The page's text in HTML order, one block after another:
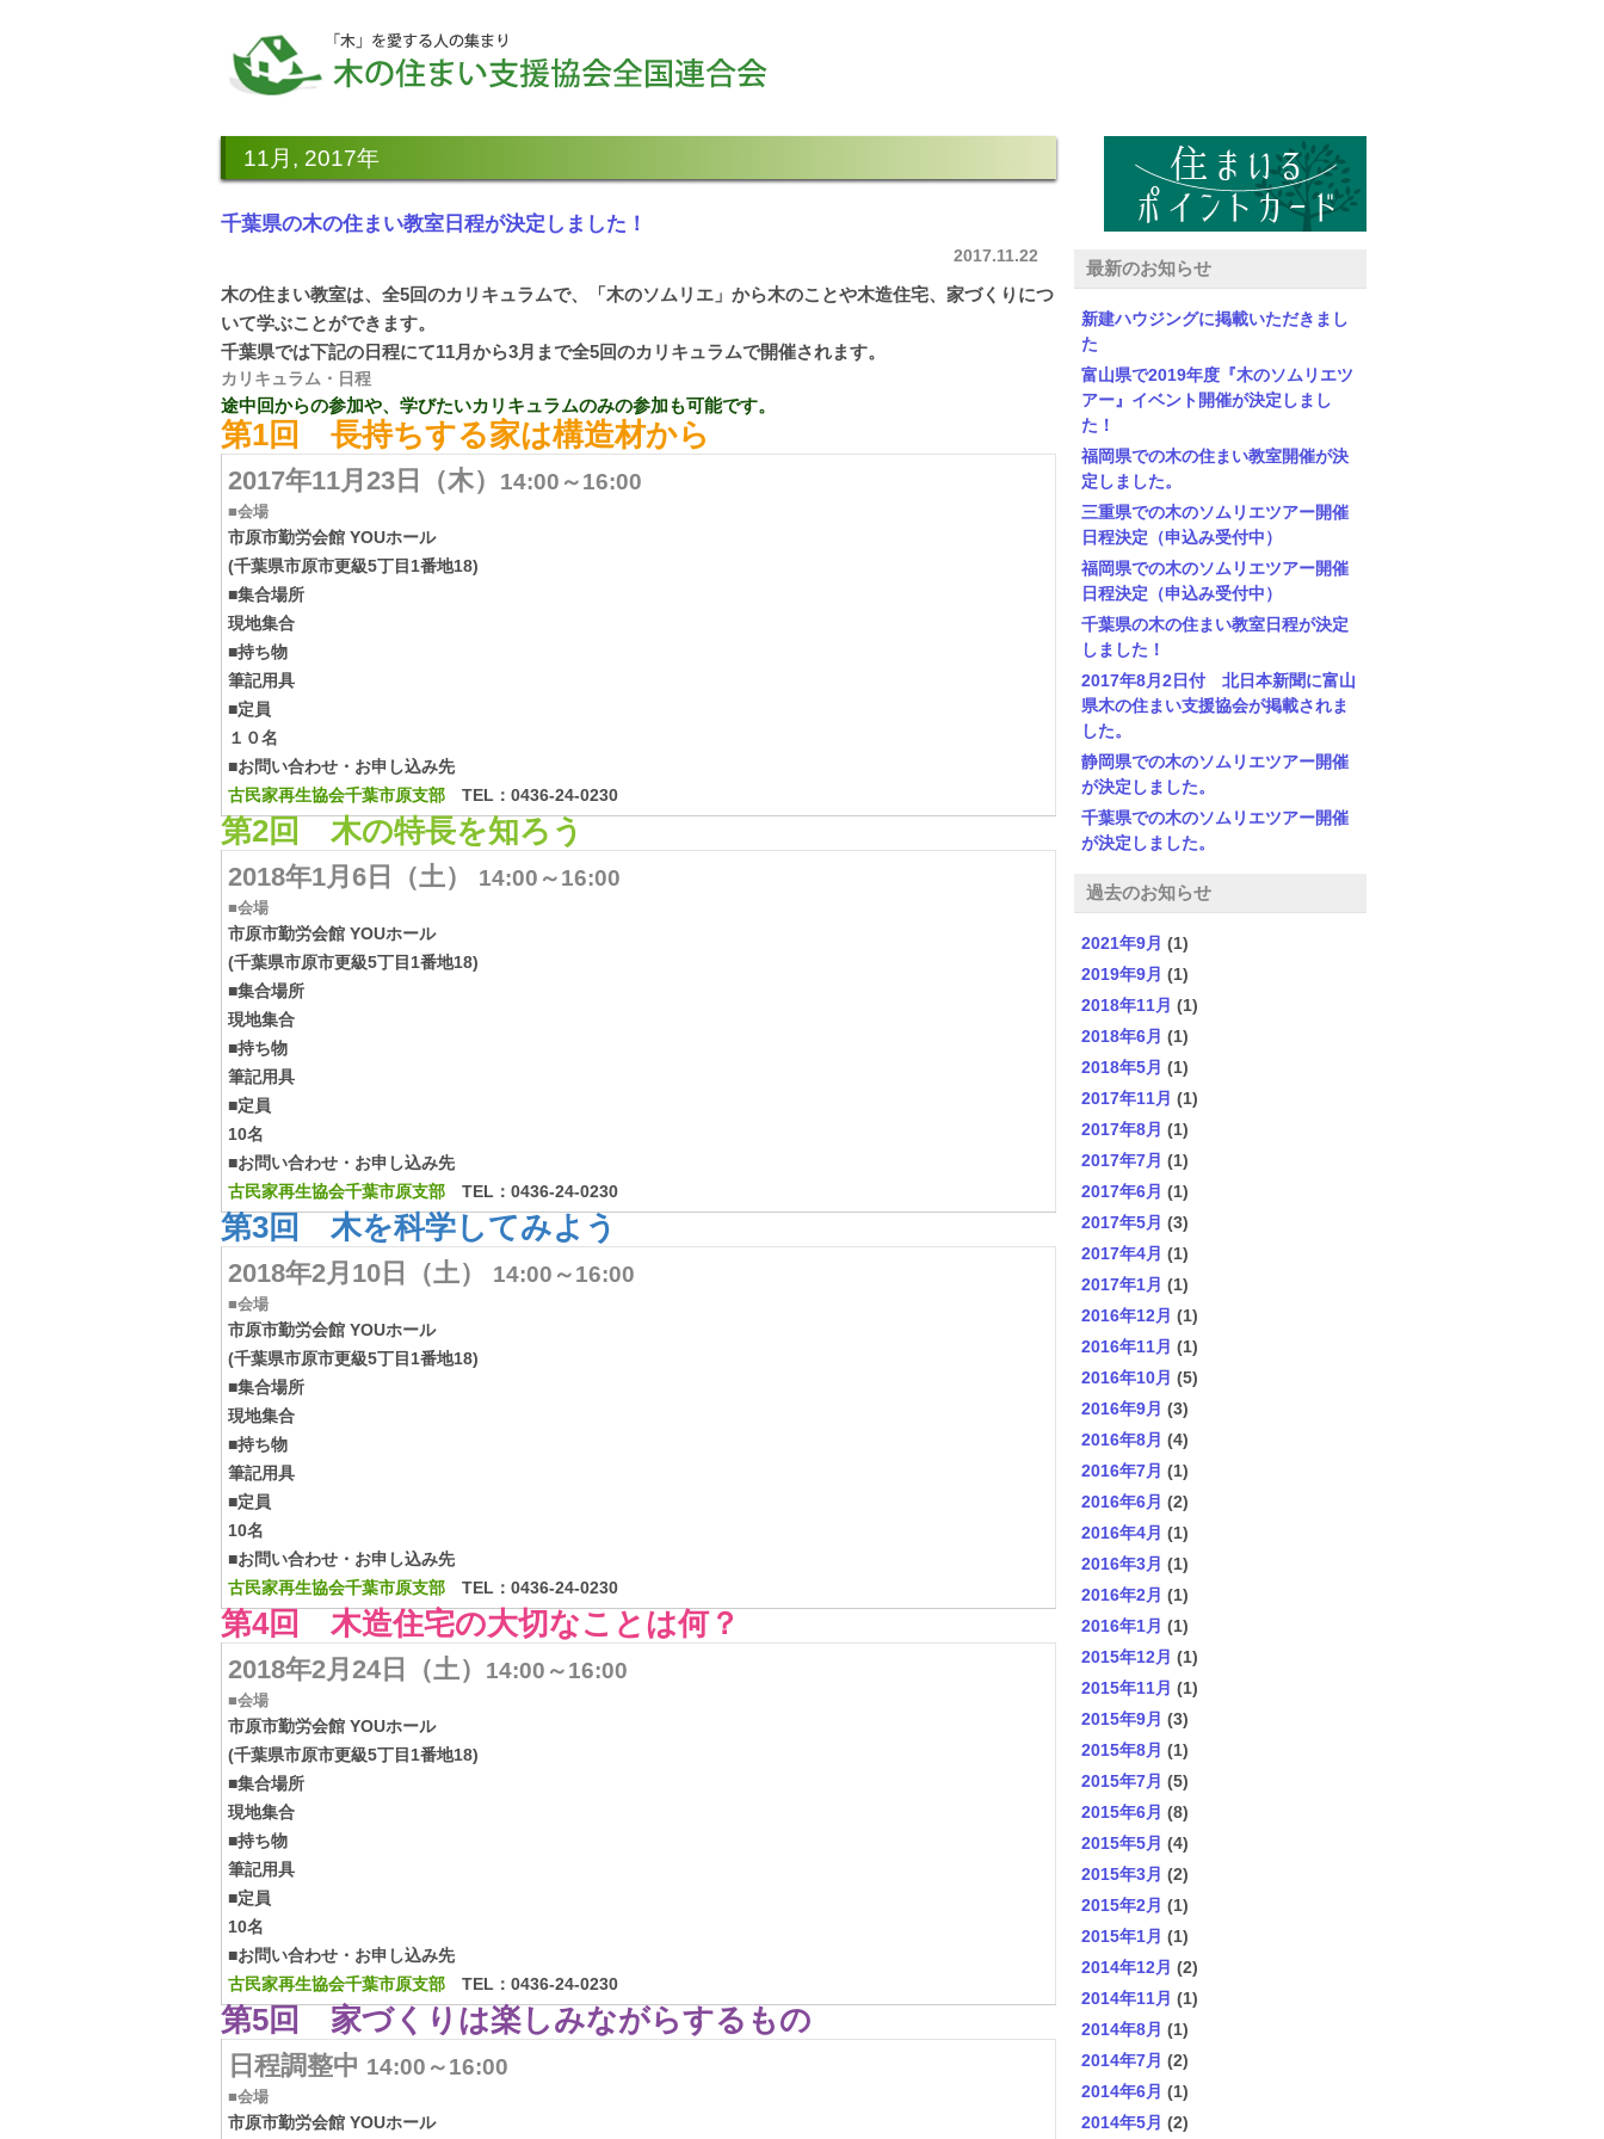
11月, 2017年
千葉県の木の住まい教室日程が決定しました！
2017.11.22
木の住まい教室は、全5回のカリキュラムで、「木のソムリエ」から木のことや木造住宅、家づくりにつ
いて学ぶことができます。
千葉県では下記の日程にて11月から3月まで全5回のカリキュラムで開催されます。
カリキュラム・日程
途中回からの参加や、学びたいカリキュラムのみの参加も可能です。
第1回 長持ちする家は構造材から
2017年11月23日（木） 14:00～16:00
■会場
市原市勤労会館 YOUホール
(千葉県市原市更級5丁目1番地18)
■集合場所
現地集合
■持ち物
筆記用具
■定員
１０名
■お問い合わせ・お申し込み先
古民家再生協会千葉市原支部TEL：0436-24-0230
第2回 木の特長を知ろう
2018年1月6日（土） 14:00～16:00
■会場
市原市勤労会館 YOUホール
(千葉県市原市更級5丁目1番地18)
■集合場所
現地集合
■持ち物
筆記用具
■定員
10名
■お問い合わせ・お申し込み先
古民家再生協会千葉市原支部TEL：0436-24-0230
第3回 木を科学してみよう
2018年2月10日（土） 14:00～16:00
■会場
市原市勤労会館 YOUホール
(千葉県市原市更級5丁目1番地18)
■集合場所
現地集合
■持ち物
筆記用具
■定員
10名
■お問い合わせ・お申し込み先
古民家再生協会千葉市原支部TEL：0436-24-0230
第4回 木造住宅の大切なことは何？
2018年2月24日（土） 14:00～16:00
■会場
市原市勤労会館 YOUホール
(千葉県市原市更級5丁目1番地18)
■集合場所
現地集合
■持ち物
筆記用具
■定員
10名
■お問い合わせ・お申し込み先
古民家再生協会千葉市原支部TEL：0436-24-0230
第5回 家づくりは楽しみながらするもの
日程調整中 14:00～16:00
■会場
市原市勤労会館 YOUホール
最新のお知らせ
新建ハウジングに掲載いただきまし
た
富山県で2019年度『木のソムリエツ
アー』イベント開催が決定しまし
た！
福岡県での木の住まい教室開催が決
定しました。
三重県での木のソムリエツアー開催
日程決定（申込み受付中）
福岡県での木のソムリエツアー開催
日程決定（申込み受付中）
千葉県の木の住まい教室日程が決定
しました！
2017年8月2日付 北日本新聞に富山
県木の住まい支援協会が掲載されま
した。
静岡県での木のソムリエツアー開催
が決定しました。
千葉県での木のソムリエツアー開催
が決定しました。
過去のお知らせ
2021年9月 (1)
2019年9月 (1)
2018年11月 (1)
2018年6月 (1)
2018年5月 (1)
2017年11月 (1)
2017年8月 (1)
2017年7月 (1)
2017年6月 (1)
2017年5月 (3)
2017年4月 (1)
2017年1月 (1)
2016年12月 (1)
2016年11月 (1)
2016年10月 (5)
2016年9月 (3)
2016年8月 (4)
2016年7月 (1)
2016年6月 (2)
2016年4月 (1)
2016年3月 (1)
2016年2月 (1)
2016年1月 (1)
2015年12月 (1)
2015年11月 (1)
2015年9月 (3)
2015年8月 (1)
2015年7月 (5)
2015年6月 (8)
2015年5月 (4)
2015年3月 (2)
2015年2月 (1)
2015年1月 (1)
2014年12月 (2)
2014年11月 (1)
2014年8月 (1)
2014年7月 (2)
2014年6月 (1)
2014年5月 (2)